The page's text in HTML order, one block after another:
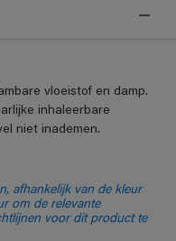
vloeistof en damp.
inhaleerbare
niet inademen.
afhankelijk van de kleur
om de relevante
voor dit product te